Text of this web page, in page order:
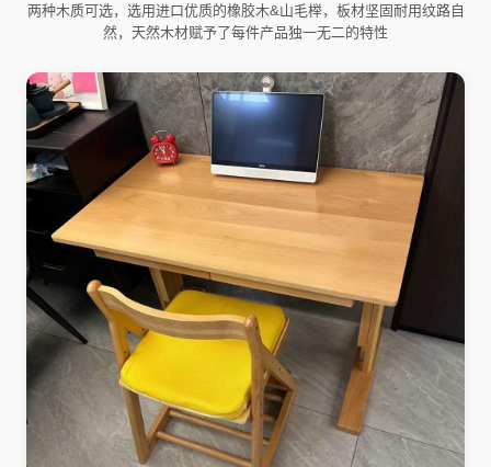
两种木质可选，选用进口优质的橡胶木&山毛榉，板材坚固耐用纹路自
然，天然木材赋予了每件产品独一无二的特性